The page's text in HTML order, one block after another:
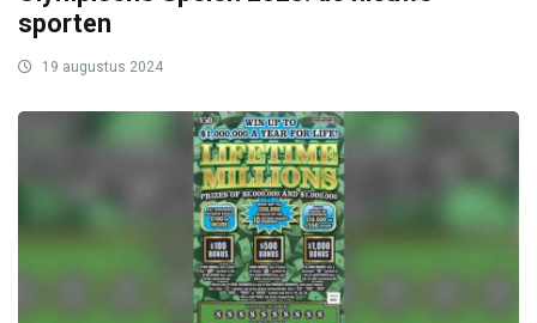
sporten
19 augustus 2024